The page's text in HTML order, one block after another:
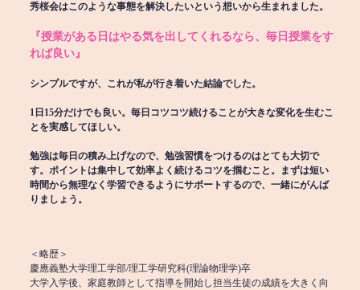
秀桜会はこのような事態を解決したいという想いから生まれました。
『授業がある日はやる気を出してくれるなら、毎日授業をす
れば良い』
シンプルですが、これが私が行き着いた結論でした。
1日15分だけでも良い。毎日コツコツ続けることが大きな変化を生むこ
とを実感してほしい。
勉強は毎日の積み上げなので、勉強習慣をつけるのはとても大切で
す。ポイントは集中して効率よく続けるコツを掴むこと。まずは短い
時間から無理なく学習できるようにサポートするので、一緒にがんば
りましょう。
＜略歴＞
慶應義塾大学理工学部/理工学研究科(理論物理学)卒
大学入学後、家庭教師として指導を開始し担当生徒の成績を大きく向